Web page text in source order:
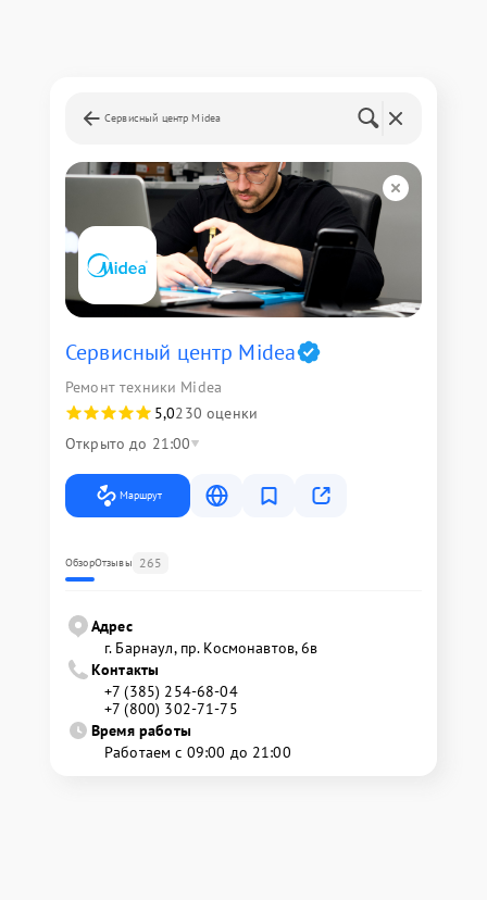
Сервисный центр Midea
Сервисный центр Midea
Ремонт техники Midea
5,0230 оценки
Открыто до 21:00
Маршрут
ОбзорОтзывы 265
Адрес
г. Барнаул, ​пр. Космонавтов, 6в
Контакты
+7 (385) 254-68-04
+7 (800) 302-71-75
Время работы
Работаем с 09:00 до 21:00